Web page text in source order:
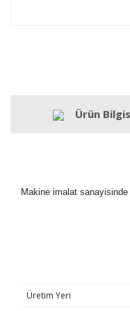
Ürün
Makine imalat
Üretim Yeri